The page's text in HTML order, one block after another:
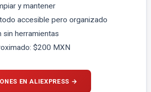
y mantener
accesible pero organizado
sin herramientas
$200 MXN
EN ALIEXPRESS →